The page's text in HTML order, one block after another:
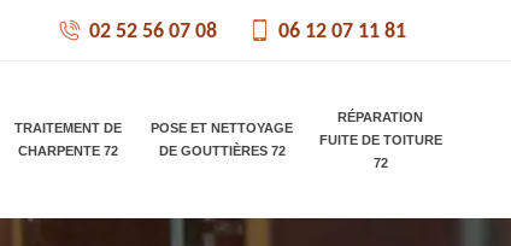
02 52 56 07 08 06 12 07 11 81
TRAITEMENT DE
CHARPENTE 72
POSE ET NETTOYAGE
DE GOUTTIÈRES 72
RÉPARATION
FUITE DE TOITURE
72